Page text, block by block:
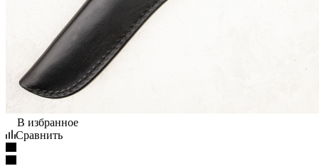
В избранное
Сравнить